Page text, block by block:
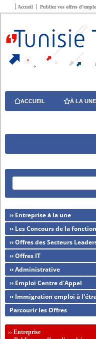
Accueil Publiez vos offres
ACCUEIL À LA UNE
›› Entreprise à la une
›› Les Concours de la
›› Offres des Secteurs
›› Offres IT
›› Administrative
›› Emploi Centre d'Appel
›› Immigration emploi à
Parcourir les Offres
››Entreprise